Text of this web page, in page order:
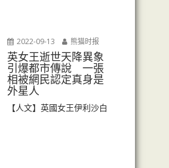
2022-09-13 熊猫时报
英女王逝世天降異象
引爆都市傳說 一張
相被網民認定真身是
外星人
【人文】英國女王伊利沙白